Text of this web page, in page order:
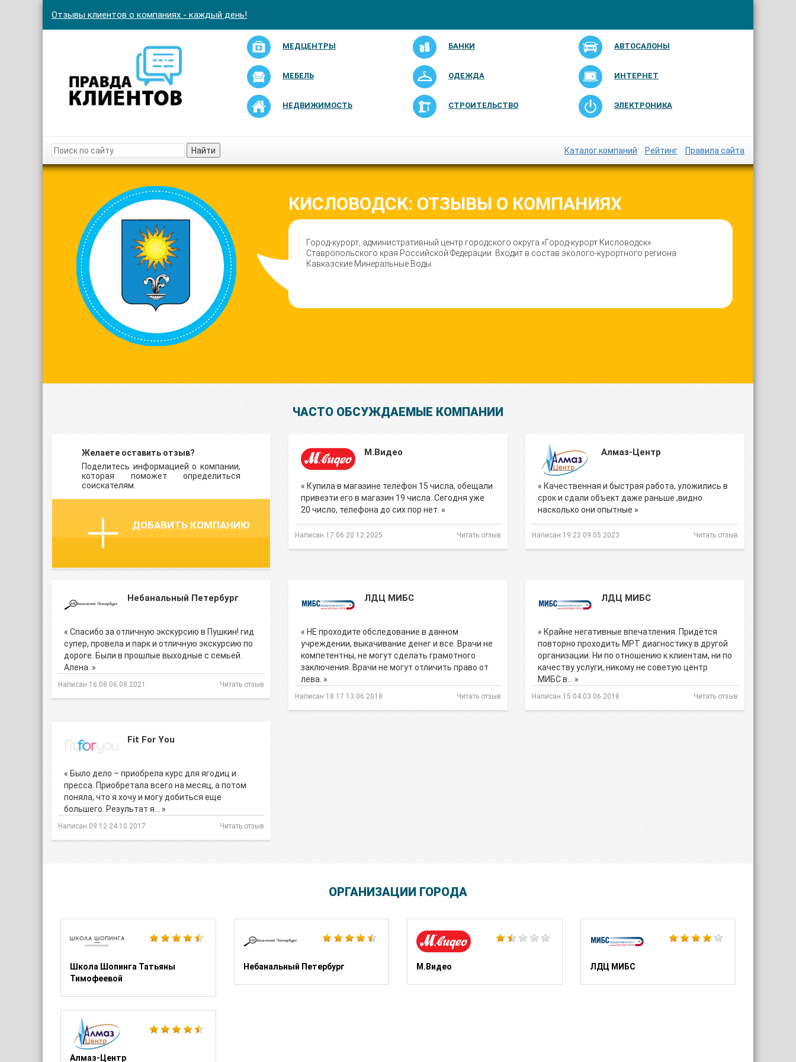
Отзывы клиентов о компаниях - каждый день!
МЕДЦЕНТРЫ БАНКИ АВТОСАЛОНЫ
МЕБЕЛЬ ОДЕЖДА ИНТЕРНЕТ
НЕДВИЖИМОСТЬ СТРОИТЕЛЬСТВО ЭЛЕКТРОНИКА
Найти Каталог компаний Рейтинг Правила сайта
КИСЛОВОДСК: ОТЗЫВЫ О КОМПАНИЯХ
Город-курорт, административный центр городского округа «Город-курорт Кисловодск»
Ставропольского края Российской Федерации. Входит в состав эколого-курортного региона
Кавказские Минеральные Воды.
ЧАСТО ОБСУЖДАЕМЫЕ КОМПАНИИ
Желаете оставить отзыв?
Поделитесь информацией о компании,
которая поможет определиться
соискателям.
ДОБАВИТЬ КОМПАНИЮ
М.Видео
« Купила в магазине телефон 15 числа, обещали
привезти его в магазин 19 числа. Сегодня уже
20 число, телефона до сих пор нет. »
Написан 17:06 20.12.2025 Читать отзыв
Алмаз-Центр
« Качественная и быстрая работа, уложились в
срок и сдали объект даже раньше ,видно
насколько они опытные »
Написан 19:22 09.05.2023 Читать отзыв
Небанальный Петербург
« Спасибо за отличную экскурсию в Пушкин! гид
супер, провела и парк и отличную экскурсию по
дороге. Были в прошлые выходные с семьей.
Алена. »
Написан 16:08 06.08.2021 Читать отзыв
ЛДЦ МИБС
« НЕ проходите обследование в данном
учреждении, выкачивание денег и все. Врачи не
компетентны, не могут сделать грамотного
заключения. Врачи не могут отличить право от
лева. »
Написан 18:17 13.06.2018 Читать отзыв
ЛДЦ МИБС
« Крайне негативные впечатления. Придётся
повторно проходить МРТ диагностику в другой
организации. Ни по отношению к клиентам, ни по
качеству услуги, никому не советую центр
МИБС в… »
Написан 15:04 03.06.2018 Читать отзыв
Fit For You
« Было дело – приобрела курс для ягодиц и
пресса. Приобретала всего на месяц, а потом
поняла, что я хочу и могу добиться еще
большего. Результат я… »
Написан 09:12 24.10.2017 Читать отзыв
ОРГАНИЗАЦИИ ГОРОДА
Школа Шопинга Татьяны
Тимофеевой
Небанальный Петербург М.Видео ЛДЦ МИБС
Алмаз-Центр